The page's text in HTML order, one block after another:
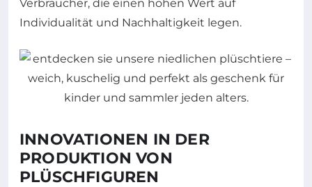
Verbraucher, die einen hohen Wert auf
Individualität und Nachhaltigkeit legen.
INNOVATIONEN IN DER
PRODUKTION VON
PLÜSCHFIGUREN